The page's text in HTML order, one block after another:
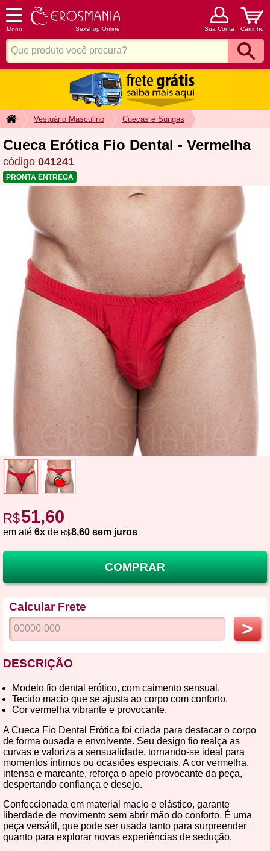
Menu Sexshop Online Sua Conta Carrinho
Vestuário Masculino Cuecas e Sungas
Cueca Erótica Fio Dental - Vermelha
código 041241
PRONTA ENTREGA
R$51,60
em até 6x de R$8,60 sem juros
COMPRAR
Calcular Frete
>
DESCRIÇÃO
Modelo fio dental erótico, com caimento sensual.
Tecido macio que se ajusta ao corpo com conforto.
Cor vermelha vibrante e provocante.
A Cueca Fio Dental Erótica foi criada para destacar o corpo
de forma ousada e envolvente. Seu design fio realça as
curvas e valoriza a sensualidade, tornando-se ideal para
momentos íntimos ou ocasiões especiais. A cor vermelha,
intensa e marcante, reforça o apelo provocante da peça,
despertando confiança e desejo.
Confeccionada em material macio e elástico, garante
liberdade de movimento sem abrir mão do conforto. É uma
peça versátil, que pode ser usada tanto para surpreender
quanto para explorar novas experiências de sedução.